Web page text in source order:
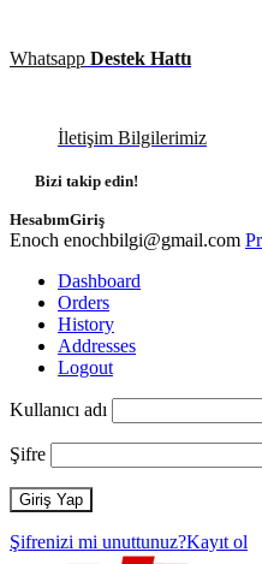
Whatsapp Destek Hattı
İletişim Bilgilerimiz
Bizi takip edin!
HesabımGiriş
Enoch enochbilgi@gmail.com
Dashboard
Orders
History
Addresses
Logout
Kullanıcı adı
Şifre
Şifrenizi mi unuttunuz?Kayıt ol